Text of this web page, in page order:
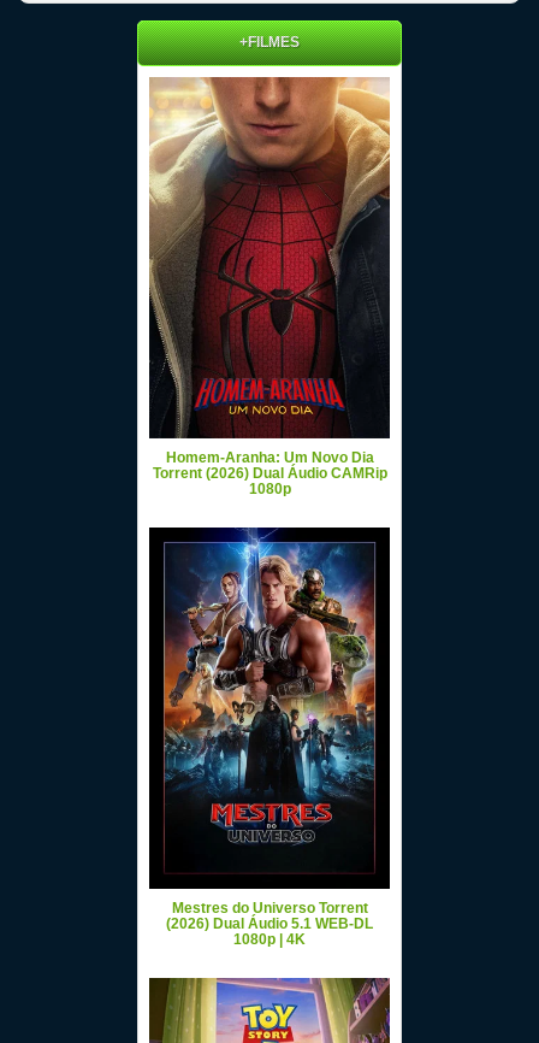
+FILMES
Homem-Aranha: Um Novo Dia
Torrent (2026) Dual Áudio CAMRip
1080p
Mestres do Universo Torrent
(2026) Dual Áudio 5.1 WEB-DL
1080p | 4K